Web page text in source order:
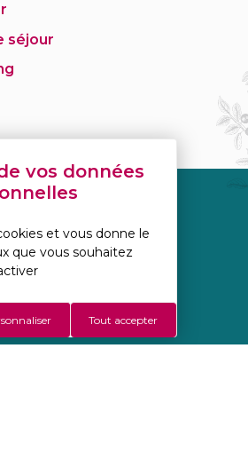
séjour
Réalisation Koredge
De Vente
et vous donne le
que vous souhaitez
Tout accepter